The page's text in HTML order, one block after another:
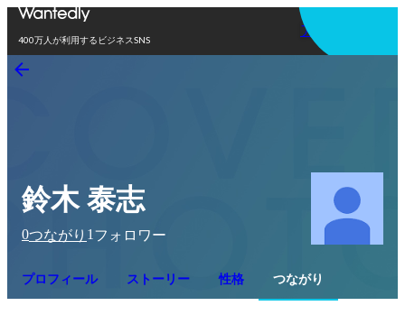
400万人が利用するビジネスSNS
アプリを使う
鈴木 泰志
0つながり 1 フォロワー
プロフィール ストーリー 性格 つながり